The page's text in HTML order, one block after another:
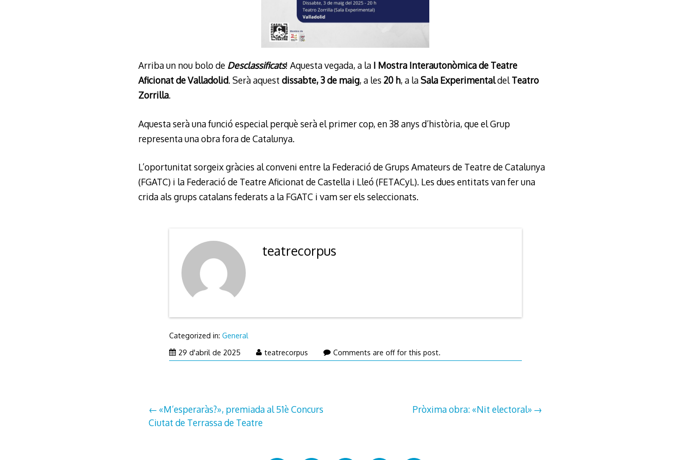
Arriba un nou bolo de Desclassificats! Aquesta vegada, a la I Mostra Interautonòmica de Teatre
Aficionat de Valladolid. Serà aquest dissabte, 3 de maig, a les 20 h, a laSala ExperimentaldelTeatro
Zorrilla.
Aquesta serà una funció especial perquè serà el primer cop, en 38 anys d’història, que el Grup
representa una obra fora de Catalunya.
L’oportunitat sorgeix gràcies al conveni entre la Federació de Grups Amateurs de Teatre de Catalunya
(FGATC) i la Federació de Teatre Aficionat de Castella i Lleó (FETACyL). Les dues entitats van fer una
crida als grups catalans federats a la FGATC i vam ser els seleccionats.
teatrecorpus
Categorized in:General
29 d'abril de 2025
teatrecorpus Comments are off for this post.
Navegació
d'entrades
«M’esperaràs?», premiada al 51è Concurs
Ciutat de Terrassa de Teatre
Pròxima obra: «Nit electoral»